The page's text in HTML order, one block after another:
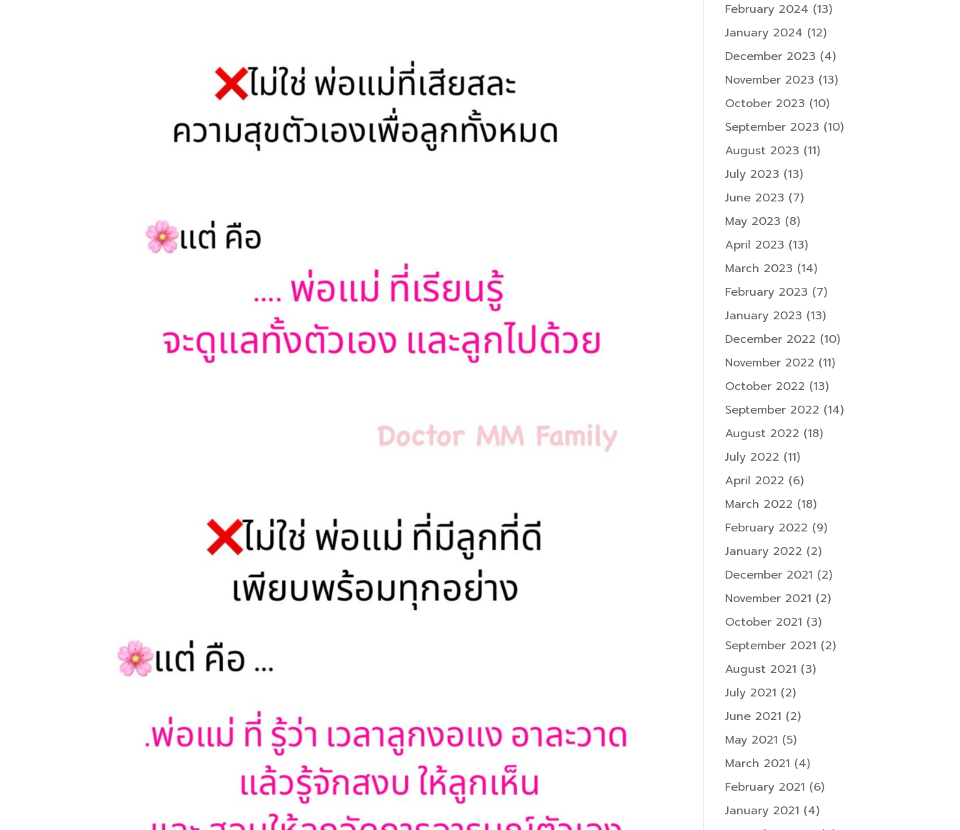
February 2024 (13)
January 2024 (12)
December 2023 (4)
November 2023 (13)
October 2023 (10)
September 2023 (10)
August 2023 (11)
July 2023 (13)
June 2023 (7)
May 2023 (8)
April 2023 (13)
March 2023 (14)
February 2023 (7)
January 2023 (13)
December 2022 (10)
November 2022 (11)
October 2022 (13)
September 2022 (14)
August 2022 (18)
July 2022 (11)
April 2022 (6)
March 2022 (18)
February 2022 (9)
January 2022 (2)
December 2021 (2)
November 2021 (2)
October 2021 (3)
September 2021 (2)
August 2021 (3)
July 2021 (2)
June 2021 (2)
May 2021 (5)
March 2021 (4)
February 2021 (6)
January 2021 (4)